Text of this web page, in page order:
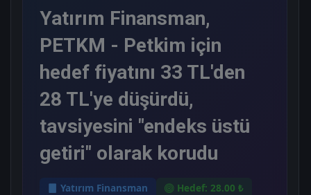
Yatırım Finansman,
PETKM - Petkim için
hedef fiyatını 33 TL'den
28 TL'ye düşürdü,
tavsiyesini "endeks üstü
getiri" olarak korudu
Yatırım Finansman
Hedef: 28.00 ₺